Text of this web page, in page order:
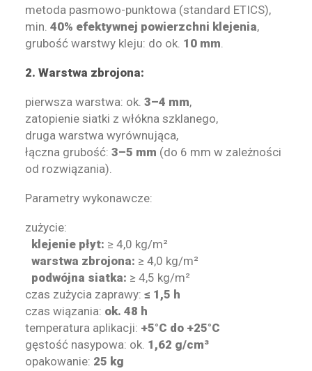
metoda pasmowo-punktowa (standard ETICS),
min. 40% efektywnej powierzchni klejenia,
grubość warstwy kleju: do ok. 10 mm.
2. Warstwa zbrojona:
pierwsza warstwa: ok. 3–4 mm,
zatopienie siatki z włókna szklanego,
druga warstwa wyrównująca,
łączna grubość: 3–5 mm (do 6 mm w zależności
od rozwiązania).
Parametry wykonawcze:
zużycie:
klejenie płyt: ≥ 4,0 kg/m²
warstwa zbrojona: ≥ 4,0 kg/m²
podwójna siatka: ≥ 4,5 kg/m²
czas zużycia zaprawy: ≤ 1,5 h
czas wiązania: ok. 48 h
temperatura aplikacji: +5°C do +25°C
gęstość nasypowa: ok. 1,62 g/cm³
opakowanie: 25 kg